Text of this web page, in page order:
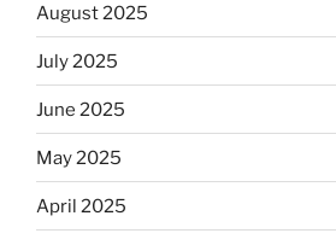
August 2025
July 2025
June 2025
May 2025
April 2025